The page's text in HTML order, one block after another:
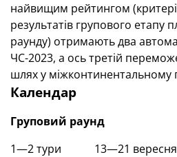
найвищим рейтингом
результатів групового етапу
раунду) отримають два
ЧС-2023, а ось третій
шлях у міжконтинентальному
Календар
Груповий раунд
1—2 тури 13—21 вересня